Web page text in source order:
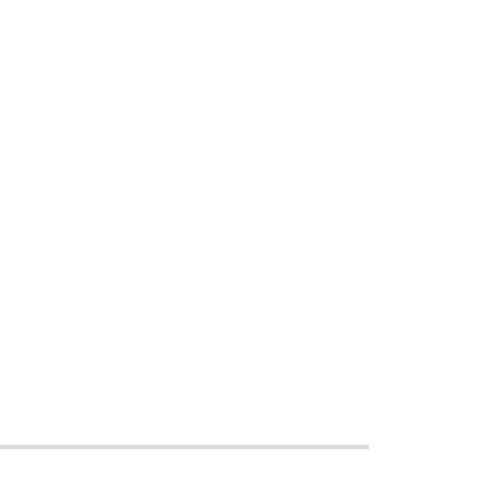
了させることができます。
きます。
of "commercial computer
12.212 (Sept 1995). Consistent
End Users shall acquire the
す。